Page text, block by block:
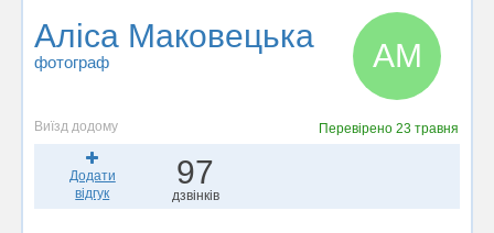
Аліса Маковецька
фотограф АМ
Виїзд додому Перевірено23 травня
Додати
відгук
97
дзвінків